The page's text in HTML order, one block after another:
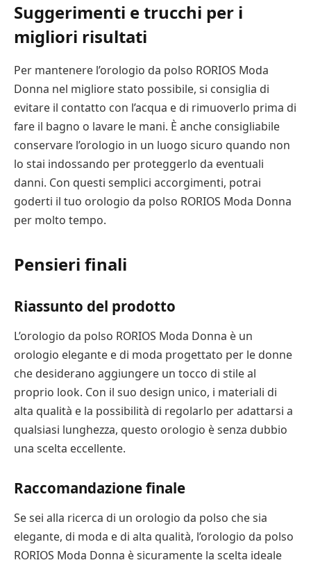
Suggerimenti e trucchi per i
migliori risultati
Per mantenere l’orologio da polso RORIOS Moda
Donna nel migliore stato possibile, si consiglia di
evitare il contatto con l’acqua e di rimuoverlo prima di
fare il bagno o lavare le mani. È anche consigliabile
conservare l’orologio in un luogo sicuro quando non
lo stai indossando per proteggerlo da eventuali
danni. Con questi semplici accorgimenti, potrai
goderti il tuo orologio da polso RORIOS Moda Donna
per molto tempo.
Pensieri finali
Riassunto del prodotto
L’orologio da polso RORIOS Moda Donna è un
orologio elegante e di moda progettato per le donne
che desiderano aggiungere un tocco di stile al
proprio look. Con il suo design unico, i materiali di
alta qualità e la possibilità di regolarlo per adattarsi a
qualsiasi lunghezza, questo orologio è senza dubbio
una scelta eccellente.
Raccomandazione finale
Se sei alla ricerca di un orologio da polso che sia
elegante, di moda e di alta qualità, l’orologio da polso
RORIOS Moda Donna è sicuramente la scelta ideale